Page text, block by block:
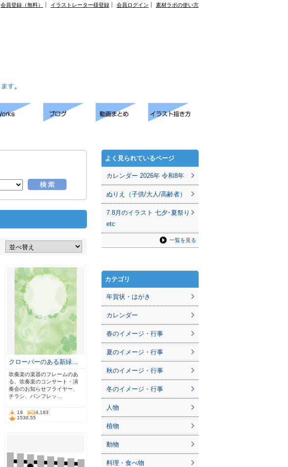
会員登録（無料） イラストレーター様登録 会員ログイン 素材ラボの使い方
クローバーのある新緑…
吹奏楽の楽器のフレームのあ
る、吹奏楽のコンサート・演
奏会のお知らせフライヤー、
チラシ、パンフレッ…
19
4,183
1530.55
よく見られているページ
カレンダー 2026年 令和8年
ぬりえ（子供/大人/高齢者）
7.8月のイラスト 七夕･夏祭り
etc
一覧を見る
カテゴリ
年賀状・はがき
カレンダー
春のイメージ・行事
夏のイメージ・行事
秋のイメージ・行事
冬のイメージ・行事
人物
植物
動物
料理・食べ物